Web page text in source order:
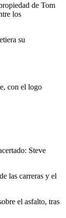
de Tom
los
su
con el logo
Steve
las carreras y el
el asfalto, tras